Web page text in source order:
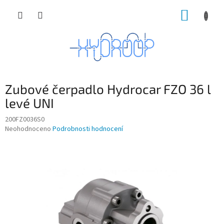
Zubové čerpadlo Hydrocar FZO 36 l
levé UNI
200FZ0036S0
Průměrné
Neohodnoceno Podrobnosti hodnocení